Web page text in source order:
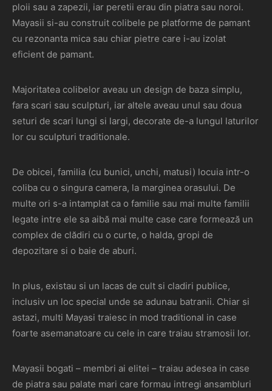
ploii sau a zapezii, iar peretii erau din piatra sau noroi.
Mayasii si-au construit colibele pe platforme de pamant
cu rezonanta mica sau chiar pietre care i-au izolat
eficient de pamant.
Majoritatea colibelor aveau un design de baza simplu,
fara scari sau sculpturi, iar altele aveau unul sau doua
seturi de scari lungi si largi, decorate de-a lungul laturilor
lor cu sculpturi traditionale.
De obicei, familia (cu bunici, unchi, matusi) locuia intr-o
coliba ​​cu o singura camera, la marginea orasului. De
multe ori s-a intamplat ca o familie sau mai multe familii
legate intre ele sa aibă mai multe case care formează un
complex de clădiri cu o curte, o halda, gropi de
depozitare si o baie de aburi.
In plus, existau si un lacas de cult si cladiri publice,
inclusiv un loc special unde se adunau batranii. Chiar si
astazi, multi Mayasi traiesc in mod traditional in case
foarte asemanatoare cu cele in care traiau stramosii lor.
Mayasii bogati – membri ai elitei – traiau adesea in case
de piatra sau palate mari care formau intregi ansambluri